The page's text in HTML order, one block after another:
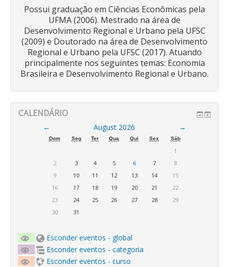
Possui graduação em Ciências Econômicas pela
UFMA (2006). Mestrado na área de
Desenvolvimento Regional e Urbano pela UFSC
(2009) e Doutorado na área de Desenvolvimento
Regional e Urbano pela UFSC (2017). Atuando
principalmente nos seguintes temas: Economia
Brasileira e Desenvolvimento Regional e Urbano.
CALENDÁRIO
← August 2026 →
Dom Seg Ter Qua Qui Sex Sáb
1
2
3 4 5 6 7
8
9
10 11 12 13 14
15
16
17 18 19 20 21
22
23
24 25 26 27 28
29
30
31
Esconder eventos - global
Esconder eventos - categoria
Esconder eventos - curso